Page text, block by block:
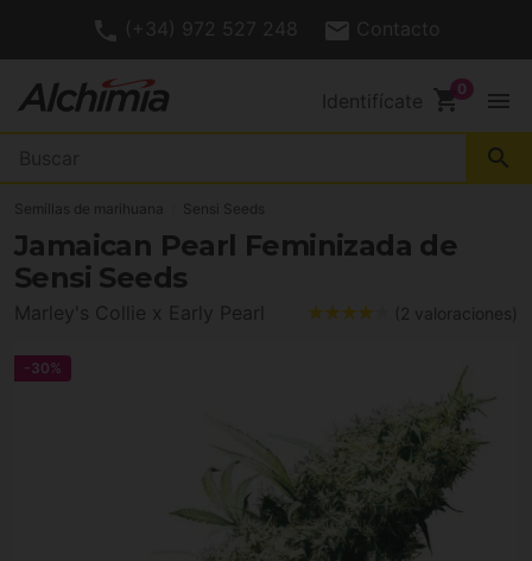
(+34) 972 527 248 Contacto
Identifícate shopping_cart menu
search
Semillas de marihuana Sensi Seeds
Jamaican Pearl Feminizada de
Sensi Seeds
Marley's Collie x Early Pearl (2 valoraciones)
-30%